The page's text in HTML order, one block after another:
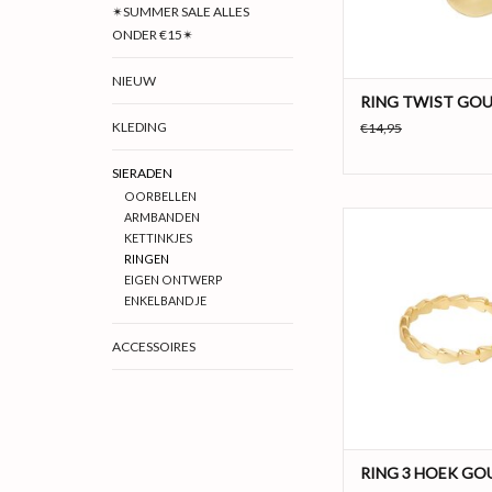
✴SUMMER SALE ALLES
ONDER €15✴
NIEUW
KLEDING
SIERADEN
OORBELLEN
ARMBANDEN
KETTINKJES
RINGEN
EIGEN ONTWERP
ENKELBANDJE
ACCESSOIRES
RING TWIST
€14,95
en trendy ringetjes!
gemaakt van
Daarnaast is deze ring
RING 3 HOEK